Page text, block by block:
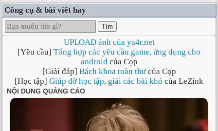
Công cụ & bài viết hay
Tìm
UPLOAD ảnh của ya4r.net
[Yêu cầu] Tổng hợp các yêu cầu game, ứng dụng cho
androidcủa Cọp
[Giải đáp] Bách khoa toàn thưcủa Cọp
[Học tập] Giúp đỡ học tập, giải các bài khó của LeZink